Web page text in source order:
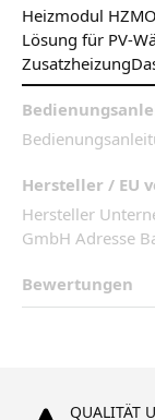
Heizmodul
Lösung für PV-
Hersteller / EU
Hersteller
GmbH Adresse
Bewertungen
QUALITÄT